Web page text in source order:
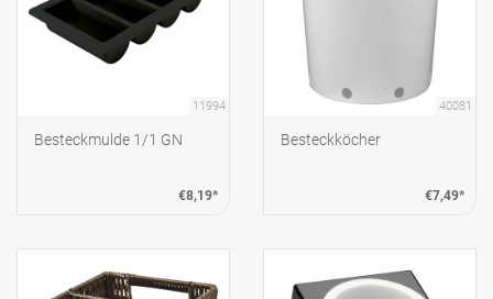
11994
Besteckmulde 1/1 GN
€8,19*
40081
Besteckköcher
€7,49*